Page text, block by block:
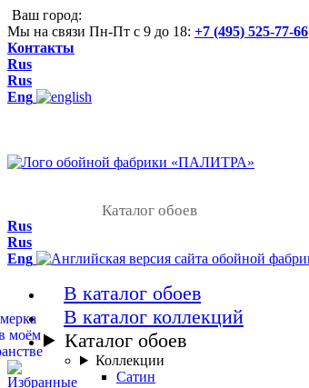
Ваш город:
Мы на связи Пн-Пт с 9 до 18: +7 (495) 525-77-66
Контакты
Rus
Rus
Eng
Каталог обоев
Rus
Rus
Eng
В каталог обоев
В каталог коллекций
Каталог обоев
Коллекции
Сатин